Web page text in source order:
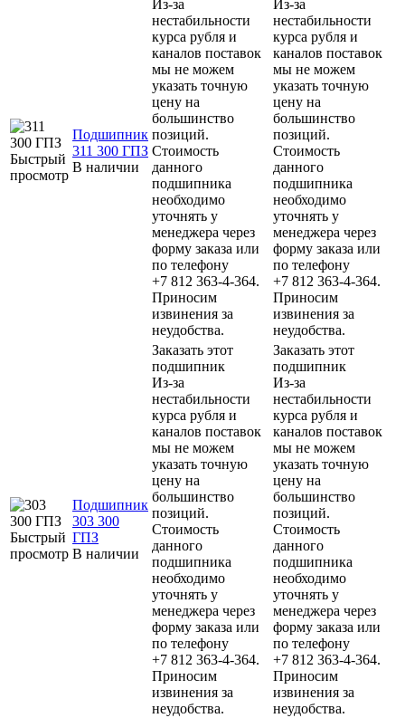
Быстрый
просмотр
Подшипник
311 300 ГПЗ
В наличии
Из-за
нестабильности
курса рубля и
каналов поставок
мы не можем
указать точную
цену на
большинство
позиций.
Стоимость
данного
подшипника
необходимо
уточнять у
менеджера через
форму заказа или
по телефону
+7 812 363-4-364.
Приносим
извинения за
неудобства.
Из-за
нестабильности
курса рубля и
каналов поставок
мы не можем
указать точную
цену на
большинство
позиций.
Стоимость
данного
подшипника
необходимо
уточнять у
менеджера через
форму заказа или
по телефону
+7 812 363-4-364.
Приносим
извинения за
неудобства.
Быстрый
просмотр
Подшипник
303 300
ГПЗ
В наличии
Заказать этот
подшипник
Из-за
нестабильности
курса рубля и
каналов поставок
мы не можем
указать точную
цену на
большинство
позиций.
Стоимость
данного
подшипника
необходимо
уточнять у
менеджера через
форму заказа или
по телефону
+7 812 363-4-364.
Приносим
извинения за
неудобства.
Заказать этот
подшипник
Из-за
нестабильности
курса рубля и
каналов поставок
мы не можем
указать точную
цену на
большинство
позиций.
Стоимость
данного
подшипника
необходимо
уточнять у
менеджера через
форму заказа или
по телефону
+7 812 363-4-364.
Приносим
извинения за
неудобства.